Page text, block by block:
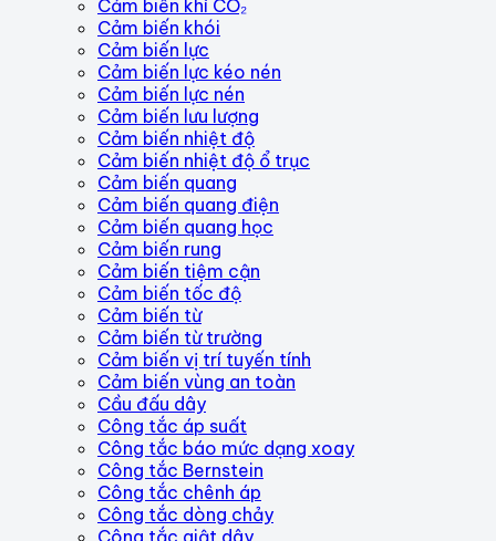
Cảm biến khí CO₂
Cảm biến khói
Cảm biến lực
Cảm biến lực kéo nén
Cảm biến lực nén
Cảm biến lưu lượng
Cảm biến nhiệt độ
Cảm biến nhiệt độ ổ trục
Cảm biến quang
Cảm biến quang điện
Cảm biến quang học
Cảm biến rung
Cảm biến tiệm cận
Cảm biến tốc độ
Cảm biến từ
Cảm biến từ trường
Cảm biến vị trí tuyến tính
Cảm biến vùng an toàn
Cầu đấu dây
Công tắc áp suất
Công tắc báo mức dạng xoay
Công tắc Bernstein
Công tắc chênh áp
Công tắc dòng chảy
Công tắc giật dây